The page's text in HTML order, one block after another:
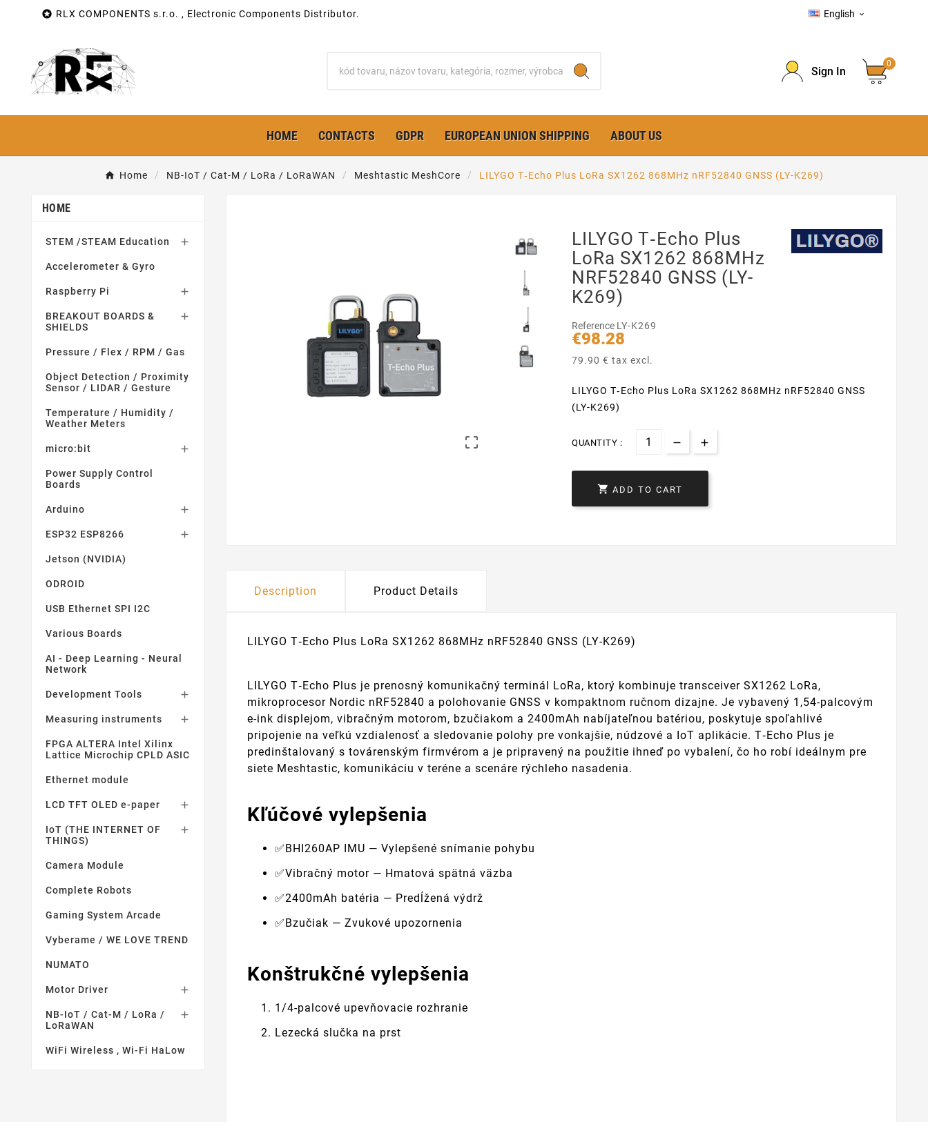
 RLX COMPONENTS s.r.o. , Electronic Components Distributor. English 
Sign In
0
HOME CONTACTS GDPR EUROPEAN UNION SHIPPING ABOUT US
Home NB-IoT / Cat-M / LoRa / LoRaWAN Meshtastic MeshCore LILYGO T‑Echo Plus LoRa SX1262 868MHz nRF52840 GNSS (LY-K269)
HOME
STEM /STEAM Education 
Accelerometer & Gyro
Raspberry Pi 
BREAKOUT BOARDS &
SHIELDS

Pressure / Flex / RPM / Gas
Object Detection / Proximity
Sensor / LIDAR / Gesture
Temperature / Humidity /
Weather Meters
micro:bit 
Power Supply Control
Boards
Arduino 
ESP32 ESP8266 
Jetson (NVIDIA)
ODROID
USB Ethernet SPI I2C
Various Boards
AI - Deep Learning - Neural
Network
Development Tools 
Measuring instruments 
FPGA ALTERA Intel Xilinx
Lattice Microchip CPLD ASIC
Ethernet module
LCD TFT OLED e-paper 
IoT (THE INTERNET OF
THINGS)

Camera Module
Complete Robots
Gaming System Arcade
Vyberame / WE LOVE TREND
NUMATO
Motor Driver 
NB-IoT / Cat-M / LoRa /
LoRaWAN

WiFi Wireless , Wi-Fi HaLow

LILYGO T‑Echo Plus
LoRa SX1262 868MHz
NRF52840 GNSS (LY-
K269)
Reference LY-K269
€98.28
79.90 € tax excl.
LILYGO T‑Echo Plus LoRa SX1262 868MHz nRF52840 GNSS
(LY-K269)
QUANTITY :
 ADD TO CART
Description Product Details
LILYGO T‑Echo Plus LoRa SX1262 868MHz nRF52840 GNSS (LY-K269)
LILYGO T‑Echo Plus je prenosný komunikačný terminál LoRa, ktorý kombinuje transceiver SX1262 LoRa,
mikroprocesor Nordic nRF52840 a polohovanie GNSS v kompaktnom ručnom dizajne. Je vybavený 1,54-palcovým
e-ink displejom, vibračným motorom, bzučiakom a 2400mAh nabíjateľnou batériou, poskytuje spoľahlivé
pripojenie na veľkú vzdialenosť a sledovanie polohy pre vonkajšie, núdzové a IoT aplikácie. T‑Echo Plus je
predinštalovaný s továrenským firmvérom a je pripravený na použitie ihneď po vybalení, čo ho robí ideálnym pre
siete Meshtastic, komunikáciu v teréne a scenáre rýchleho nasadenia.
Kľúčové vylepšenia
✅BHI260AP IMU — Vylepšené snímanie pohybu
✅Vibračný motor — Hmatová spätná väzba
✅2400mAh batéria — Predĺžená výdrž
✅Bzučiak — Zvukové upozornenia
Konštrukčné vylepšenia
1/4-palcové upevňovacie rozhranie
Lezecká slučka na prst